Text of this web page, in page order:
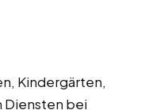
Kindergärten,
Diensten bei